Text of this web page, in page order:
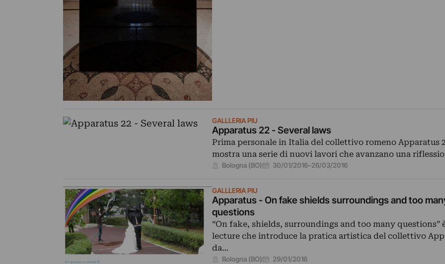
GALLLERIA PIU
Apparatus 22 - Several laws
Prima personale in Italia del collettivo romeno Apparatus
mostra una serie di nuovi lavori che avanzano una
Bologna (BO) 30/01/2016–26/03/2016
GALLLERIA PIU
Apparatus - On fake shields surroundings and too
questions
“On fake, shields, surroundings and too many questions”
lecture che introduce la pratica artistica del collettivo
da…
Bologna (BO) 29/01/2016